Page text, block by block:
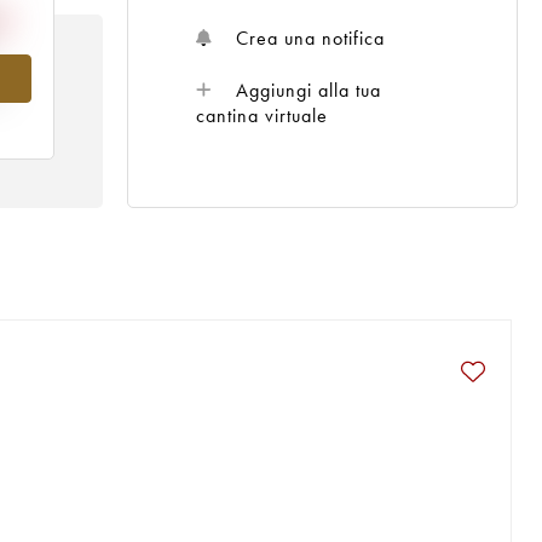
Crea una notifica
Aggiungi alla tua
cantina virtuale